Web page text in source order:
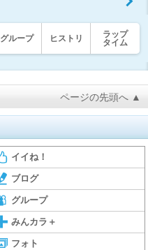
グループ ヒストリ
ラップ
タイム
ページの先頭へ ▲
イイね！
ブログ
グループ
みんカラ＋
フォト